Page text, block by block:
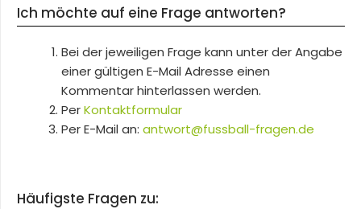
Ich möchte auf eine Frage antworten?
Bei der jeweiligen Frage kann unter der Angabe
einer gültigen E-Mail Adresse einen
Kommentar hinterlassen werden.
PerKontaktformular
Per E-Mail an: antwort@fussball-fragen.de
Häufigste Fragen zu: